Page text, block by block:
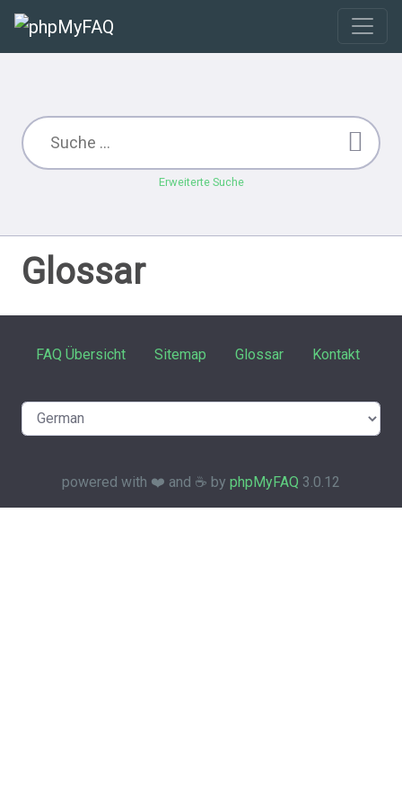
Erweiterte Suche
Glossar
FAQ Übersicht Sitemap Glossar Kontakt
powered with ❤️ and ☕️ by phpMyFAQ 3.0.12